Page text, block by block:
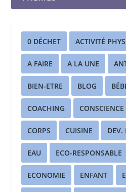
0 DÉCHET ACTIVITÉ
A FAIRE A LA UNE
BIEN-ETRE BLOG
COACHING CONSCIENCE
CORPS CUISINE DEV.
EAU ECO-RESPONSABLE
ECONOMIE ENFANT